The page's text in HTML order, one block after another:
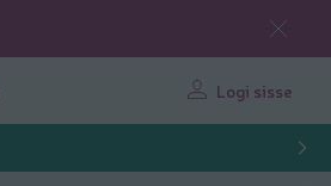
Logi sisse